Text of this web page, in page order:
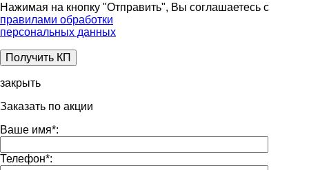
Нажимая на кнопку "Отправить", Вы соглашаетесь с
правилами обработки
персональных данных
закрыть
Заказать по акции
Ваше имя*:
Телефон*: